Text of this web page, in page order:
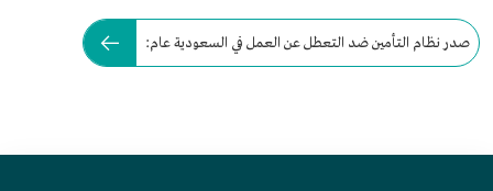
صدر نظام التأمين ضد التعطل عن العمل في السعودية عام: